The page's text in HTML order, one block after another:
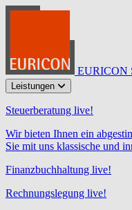
EURICON
Leistungen
Steuerberatung live!
Wir bieten Ihnen ein
Sie mit uns klassische und
Finanzbuchhaltung live!
Rechnungslegung live!